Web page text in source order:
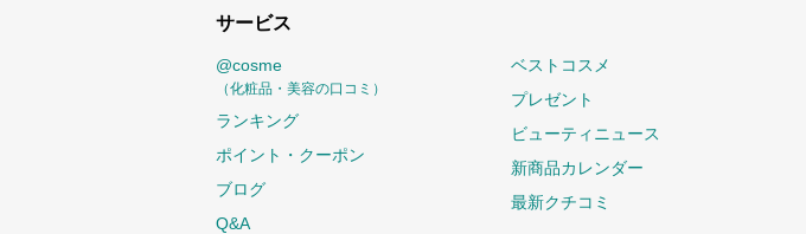
サービス
@cosme
（化粧品・美容の口コミ）
ランキング
ポイント・クーポン
ブログ
Q&A
ベストコスメ
プレゼント
ビューティニュース
新商品カレンダー
最新クチコミ